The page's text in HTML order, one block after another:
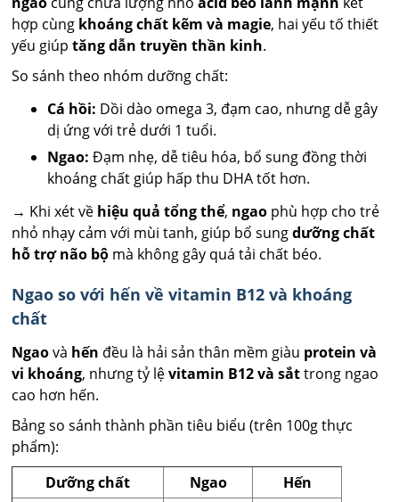
hợp cùng khoáng chất kẽm và magie, hai yếu tố thiết
yếu giúptăng dẫn truyền thần kinh.
So sánh theo nhóm dưỡng chất:
Cá hồi: Dồi dào omega 3, đạm cao, nhưng dễ gây
dị ứng với trẻ dưới 1 tuổi.
Ngao: Đạm nhẹ, dễ tiêu hóa, bổ sung đồng thời
khoáng chất giúp hấp thu DHA tốt hơn.
→ Khi xét về hiệu quả tổng thể, ngao phù hợp cho trẻ
nhỏ nhạy cảm với mùi tanh, giúp bổ sungdưỡng chất
hỗ trợ não bộ mà không gây quá tải chất béo.
Ngao so với hến về vitamin B12 và khoáng
chất
Ngaovà hến đều là hải sản thân mềm giàu protein và
vi khoáng, nhưng tỷ lệvitamin B12 và sắttrong ngao
cao hơn hến.
Bảng so sánh thành phần tiêu biểu (trên 100g thực
phẩm):
Dưỡng chất
Ngao
Hến